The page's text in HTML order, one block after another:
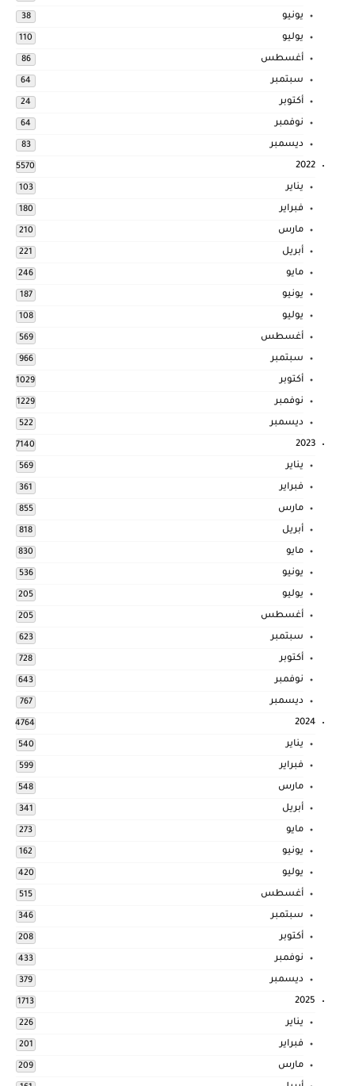
يونيو 38
يوليو 110
أغسطس 86
سبتمبر 64
أكتوبر 24
نوفمبر 64
ديسمبر 83
2022
5570
يناير 103
فبراير 180
مارس 210
أبريل 221
مايو 246
يونيو 187
يوليو 108
أغسطس 569
سبتمبر 966
أكتوبر 1029
نوفمبر 1229
ديسمبر 522
2023
7140
يناير 569
فبراير 361
مارس 855
أبريل 818
مايو 830
يونيو 536
يوليو 205
أغسطس 205
سبتمبر 623
أكتوبر 728
نوفمبر 643
ديسمبر 767
2024
4764
يناير 540
فبراير 599
مارس 548
أبريل 341
مايو 273
يونيو 162
يوليو 420
أغسطس 515
سبتمبر 346
أكتوبر 208
نوفمبر 433
ديسمبر 379
2025
1713
يناير 226
فبراير 201
مارس 209